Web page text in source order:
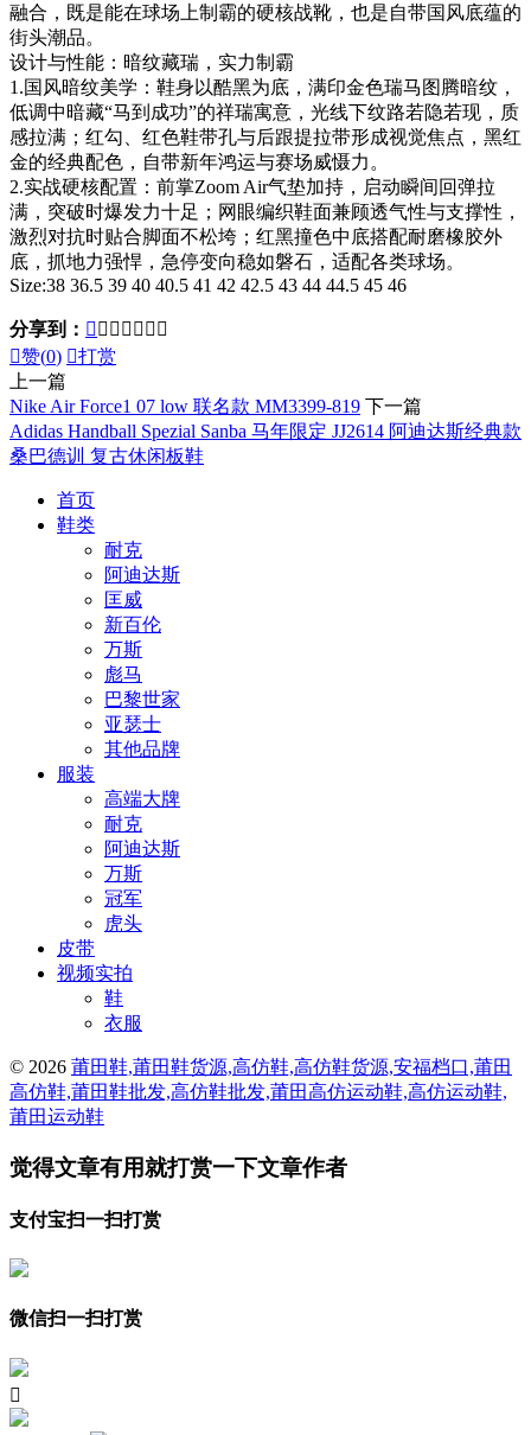
融合，既是能在球场上制霸的硬核战靴，也是自带国风底蕴的
街头潮品。
设计与性能：暗纹藏瑞，实力制霸
1.国风暗纹美学：鞋身以酷黑为底，满印金色瑞马图腾暗纹，
低调中暗藏“马到成功”的祥瑞寓意，光线下纹路若隐若现，质
感拉满；红勾、红色鞋带孔与后跟提拉带形成视觉焦点，黑红
金的经典配色，自带新年鸿运与赛场威慑力。
2.实战硬核配置：前掌Zoom Air气垫加持，启动瞬间回弹拉
满，突破时爆发力十足；网眼编织鞋面兼顾透气性与支撑性，
激烈对抗时贴合脚面不松垮；红黑撞色中底搭配耐磨橡胶外
底，抓地力强悍，急停变向稳如磐石，适配各类球场。
Size:38 36.5 39 40 40.5 41 42 42.5 43 44 44.5 45 46
分享到：       
赞(0) 打赏
上一篇
Nike Air Force1 07 low 联名款 MM3399-819 下一篇
Adidas Handball Spezial Sanba 马年限定 JJ2614 阿迪达斯经典款
桑巴德训 复古休闲板鞋
首页
鞋类
耐克
阿迪达斯
匡威
新百伦
万斯
彪马
巴黎世家
亚瑟士
其他品牌
服装
高端大牌
耐克
阿迪达斯
万斯
冠军
虎头
皮带
视频实拍
鞋
衣服
© 2026 莆田鞋,莆田鞋货源,高仿鞋,高仿鞋货源,安福档口,莆田
高仿鞋,莆田鞋批发,高仿鞋批发,莆田高仿运动鞋,高仿运动鞋,
莆田运动鞋
觉得文章有用就打赏一下文章作者
支付宝扫一扫打赏
微信扫一扫打赏
